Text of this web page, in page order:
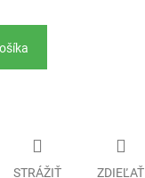
STRÁŽIŤ ZDIEĽAŤ